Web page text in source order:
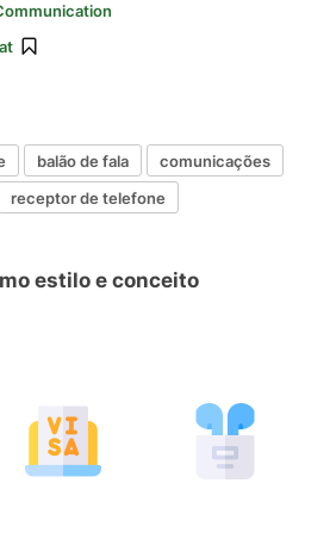
balão de fala
comunicações
receptor de telefone
estilo e conceito